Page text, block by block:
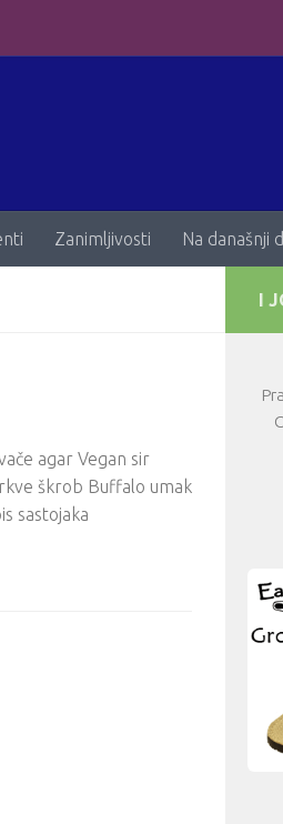
Zanimljivosti Na današnji
agar Vegan sir
škrob Buffalo umak
sastojaka
I